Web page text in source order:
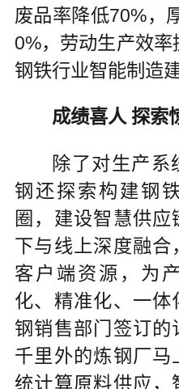
废品率降低70%，
0%，劳动生产效
钢铁行业智能制造
成绩喜人 探索
除了对生产系
钢还探索构建钢
圈，建设智慧供
下与线上深度融合
客户端资源，为
化、精准化、一
钢销售部门签订的
千里外的炼钢厂马
统计算原料供应，